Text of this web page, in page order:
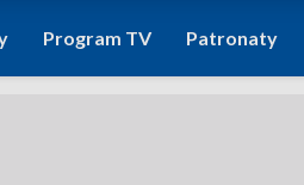
Program TV Patronaty